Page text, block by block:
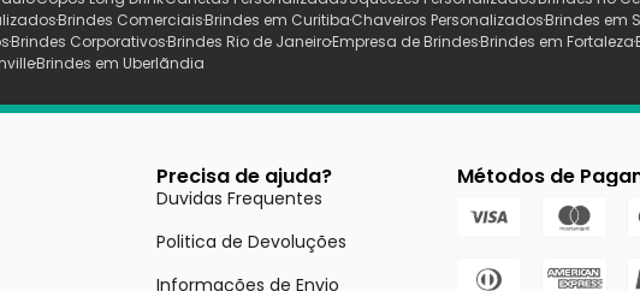
Brindes ComerciaisBrindes em CuritibaChaveiros PersonalizadosBrindes em
Brindes CorporativosBrindes Rio de JaneiroEmpresa de BrindesBrindes em Fortaleza
Brindes em Uberlãndia
Precisa de ajuda?
Duvidas Frequentes
Politica de Devoluções
Informações de Envio
Métodos de